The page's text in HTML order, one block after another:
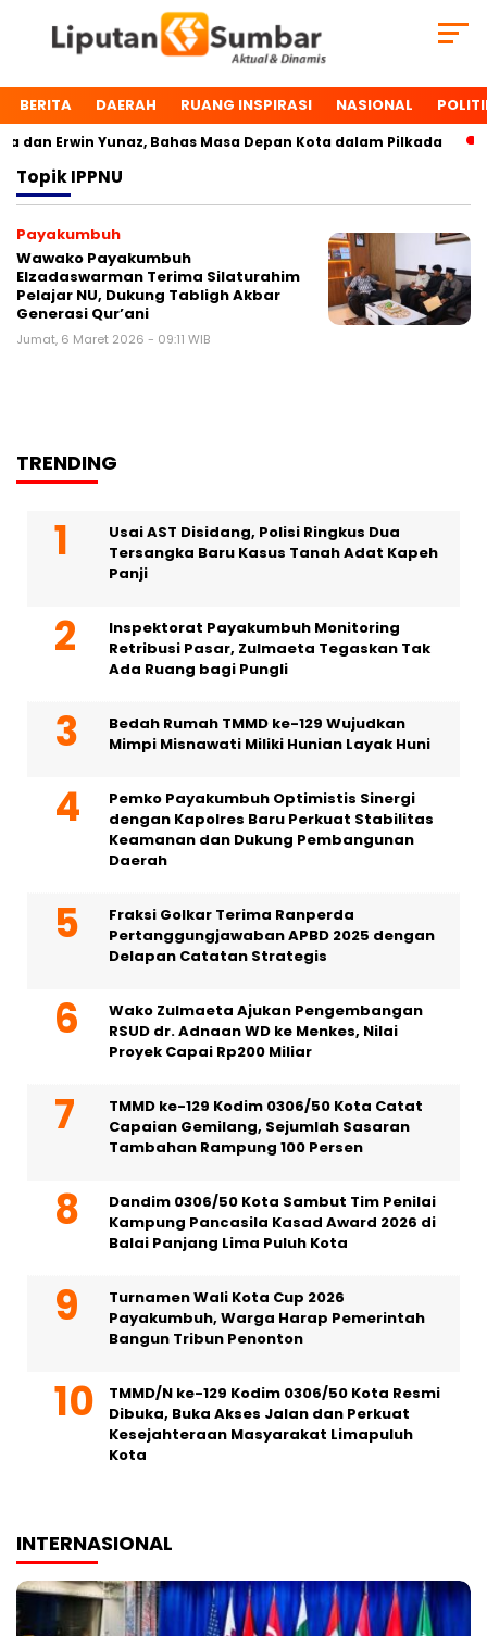
BERITA DAERAH RUANG INSPIRASI NASIONAL
Erwin Yunaz, Bahas Masa Depan Kota dalam Pilkada
TopikIPPNU
Payakumbuh
Wawako Payakumbuh
Elzadaswarman Terima Silaturahim
Pelajar NU, Dukung Tabligh Akbar
Generasi Qur’ani
Jumat, 6 Maret 2026 - 09:11 WIB
TRENDING
Usai AST Disidang, Polisi Ringkus Dua
Tersangka Baru Kasus Tanah Adat Kapeh
Panji
Inspektorat Payakumbuh Monitoring
Retribusi Pasar, Zulmaeta Tegaskan Tak
Ada Ruang bagi Pungli
Bedah Rumah TMMD ke-129 Wujudkan
Mimpi Misnawati Miliki Hunian Layak Huni
Pemko Payakumbuh Optimistis Sinergi
dengan Kapolres Baru Perkuat Stabilitas
Keamanan dan Dukung Pembangunan
Daerah
Fraksi Golkar Terima Ranperda
Pertanggungjawaban APBD 2025 dengan
Delapan Catatan Strategis
Wako Zulmaeta Ajukan Pengembangan
RSUD dr. Adnaan WD ke Menkes, Nilai
Proyek Capai Rp200 Miliar
TMMD ke-129 Kodim 0306/50 Kota Catat
Capaian Gemilang, Sejumlah Sasaran
Tambahan Rampung 100 Persen
Dandim 0306/50 Kota Sambut Tim Penilai
Kampung Pancasila Kasad Award 2026 di
Balai Panjang Lima Puluh Kota
Turnamen Wali Kota Cup 2026
Payakumbuh, Warga Harap Pemerintah
Bangun Tribun Penonton
TMMD/N ke-129 Kodim 0306/50 Kota Resmi
Dibuka, Buka Akses Jalan dan Perkuat
Kesejahteraan Masyarakat Limapuluh
Kota
INTERNASIONAL